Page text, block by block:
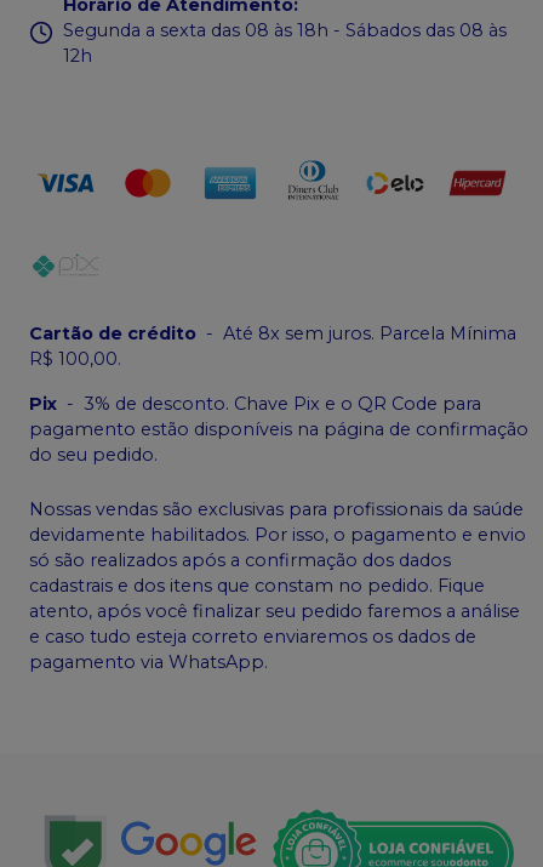
Horário de Atendimento:
Segunda a sexta das 08 às 18h - Sábados das 08 às
12h
Cartão de crédito - Até 8x sem juros. Parcela Mínima
R$ 100,00.
Pix - 3% de desconto. Chave Pix e o QR Code para
pagamento estão disponíveis na página de confirmação
do seu pedido.
Nossas vendas são exclusivas para profissionais da saúde
devidamente habilitados. Por isso, o pagamento e envio
só são realizados após a confirmação dos dados
cadastrais e dos itens que constam no pedido. Fique
atento, após você finalizar seu pedido faremos a análise
e caso tudo esteja correto enviaremos os dados de
pagamento via WhatsApp.